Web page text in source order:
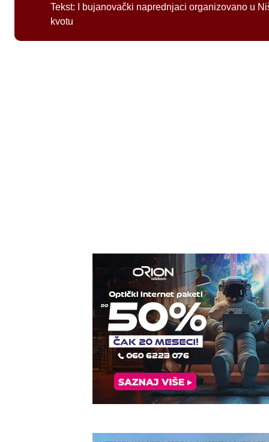
Tekst:
I bujanovački naprednjaci organizovano u
kvotu